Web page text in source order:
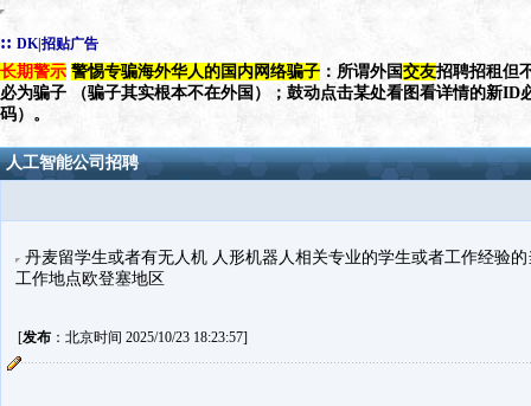
:: DK|招贴广告
长期警示 警惕专骗海外华人的国内网络骗子 ：所谓外国交友招聘招租但
必为骗子 （骗子其实根本不在外国）；鼓动点击某处看图看详情的新ID
码）。
人工智能公司招聘
丹麦留学生或者有无人机 人形机器人相关专业的学生或者工作经验的
工作地点欧登塞地区
[发布：北京时间 2025/10/23 18:23:57]